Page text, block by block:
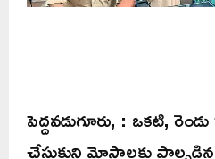
పెద్దవడుగూరు, : ఒకటి, రెండు
చేసుకుని మోసాలకు పాల్పడిన